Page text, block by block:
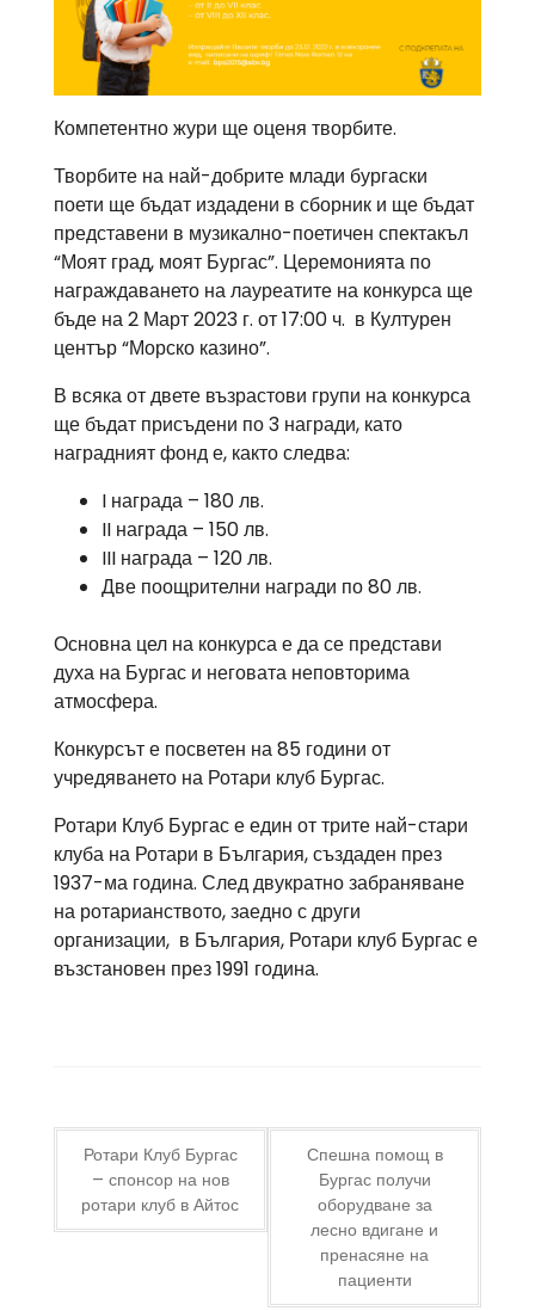
Компетентно жури ще оценя творбите.
Творбите на най-добрите млади бургаски
поети ще бъдат издадени в сборник и ще бъдат
представени в музикално-поетичен спектакъл
“Моят град, моят Бургас”. Церемонията по
награждаването на лауреатите на конкурса ще
бъде на 2 Март 2023 г. от 17:00 ч. в Културен
център “Морско казино”.
В всяка от двете възрастови групи на конкурса
ще бъдат присъдени по 3 награди, като
наградният фонд е, както следва:
I награда – 180 лв.
II награда – 150 лв.
III награда – 120 лв.
Две поощрителни награди по 80 лв.
Основна цел на конкурса е да се представи
духа на Бургас и неговата неповторима
атмосфера.
Конкурсът е посветен на 85 години от
учредяването на Ротари клуб Бургас.
Ротари Клуб Бургас е един от трите най-стари
клуба на Ротари в България, създаден през
1937-ма година. След двукратно забраняване
на ротарианството, заедно с други
организации, в България, Ротари клуб Бургас е
възстановен през 1991 година.
Post
navigation
Ротари Клуб Бургас
– спонсор на нов
ротари клуб в Айтос
Спешна помощ в
Бургас получи
оборудване за
лесно вдигане и
пренасяне на
пациенти